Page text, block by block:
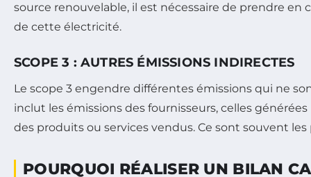
source renouvelable, il est nécessaire de prendre
de cette électricité.
SCOPE 3 : AUTRES ÉMISSIONS INDIRECTES
Le scope 3 engendre différentes émissions qui ne
inclut les émissions des fournisseurs, celles
des produits ou services vendus. Ce sont souvent
POURQUOI RÉALISER UN BILAN